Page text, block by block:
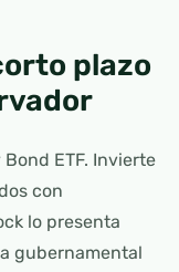
plazo
ETF. Invierte
con
lo presenta
gubernamental